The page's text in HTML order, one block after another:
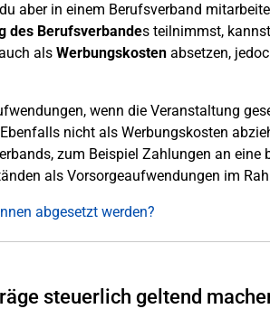
aber in einem Berufsverband
des Berufsverbandes teilnimmst,
als Werbungskostenabsetzen,
wenn die Veranstaltung
nicht als Werbungskosten
zum Beispiel Zahlungen an eine
als Vorsorgeaufwendungen im
abgesetzt werden?
steuerlich geltend